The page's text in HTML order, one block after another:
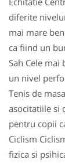
diferite
mai mare
ca fiind un
Sah Cele mai
un nivel
Tenis de
asocitatiile si
pentru copii
Ciclism
fizica si